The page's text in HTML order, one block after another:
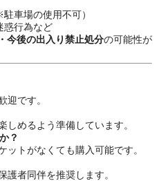
車場の使用不可）
惑行為など
今後の出入り禁止処分の可能性が
迎です。
しめるよう準備しています。
？
トがなくても購入可能です。
護者同伴を推奨します。